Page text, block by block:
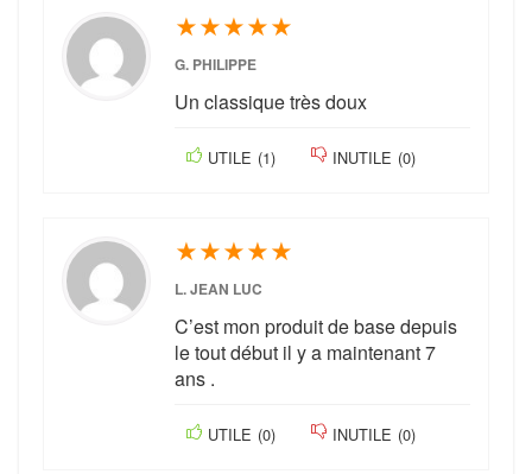
★★★★★
G. PHILIPPE
Un classique très doux
UTILE (1) INUTILE (0)
★★★★★
L. JEAN LUC
C’est mon produit de base depuis
le tout début il y a maintenant 7
ans .
UTILE (0) INUTILE (0)